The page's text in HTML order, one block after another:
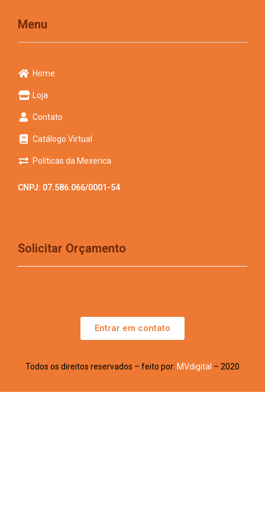
Menu
Home
Loja
Contato
Catálogo Virtual
Politicas da Mexerica
CNPJ: 07.586.066/0001-54
Solicitar Orçamento
Entrar em contato
Todos os direitos reservados – feito por: MVdigital – 2020